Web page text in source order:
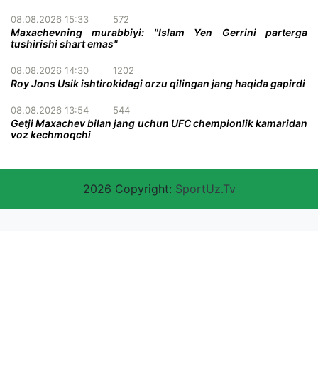
08.08.2026 15:33 572
Maxachevning murabbiyi: "Islam Yen Gerrini parterga
tushirishi shart emas"
08.08.2026 14:30 1202
Roy Jons Usik ishtirokidagi orzu qilingan jang haqida gapirdi
08.08.2026 13:54 544
Getji Maxachev bilan jang uchun UFC chempionlik kamaridan
voz kechmoqchi
2026 Copyright: SportUz.Tv